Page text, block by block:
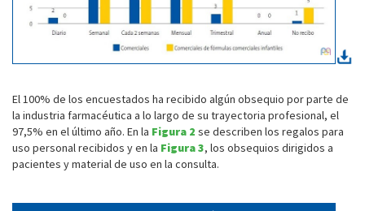
El 100% de los encuestados ha recibido algún obsequio por parte de
la industria farmacéutica a lo largo de su trayectoria profesional, el
97,5% en el último año. En la Figura 2 se describen los regalos para
uso personal recibidos y en la Figura 3, los obsequios dirigidos a
pacientes y material de uso en la consulta.